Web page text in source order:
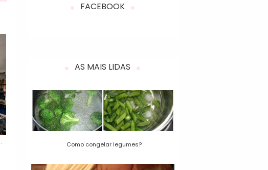
FACEBOOK
AS MAIS LIDAS
Como congelar legumes?